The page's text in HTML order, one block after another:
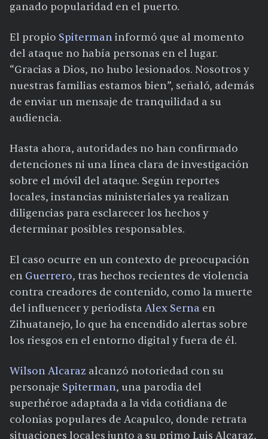
ganado popularidad en el puerto.
El propio Spitermaninformó que al momento
del ataque no había personas en el lugar.
“Gracias a Dios, no hubo lesionados. Nosotros y
nuestras familias estamos bien”, señaló, además
de enviar un mensaje de tranquilidad a su
audiencia.
Hasta ahora, autoridades no han confirmado
detenciones ni una línea clara de investigación
sobre el móvil del ataque. Según reportes
locales, instancias ministeriales ya realizan
diligencias para esclarecer los hechos y
determinar posibles responsables.
El caso ocurre en un contexto de preocupación
en Guerrero, tras hechos recientes de violencia
contra creadores de contenido, como la muerte
del influencer y periodista Alex Serna en
Zihuatanejo, lo que ha encendido alertas sobre
los riesgos en el entorno digital y fuera de él.
Wilson Alcaraz alcanzó notoriedad con su
personaje Spiterman, una parodia del
superhéroe adaptada a la vida cotidiana de
colonias populares de Acapulco, donde retrata
situaciones locales junto a su primo Luis Alcaraz,